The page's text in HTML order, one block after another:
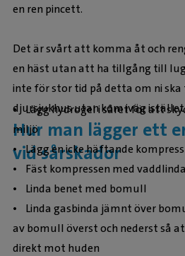
en ren pincett.
Det är svårt att komma åt och
en häst utan att ha tillgång till
inte för stor tid på detta om ni
djursjukhus utan kom iväg
Hur man lägger ett
vid sårskador
• Lägg hydrogel i såret för att
miljö
• Lägg en icke häftande
• Fäst kompressen med
• Linda benet med bomull
• Linda gasbinda jämnt över
av bomull överst och nederst så
direkt mot huden